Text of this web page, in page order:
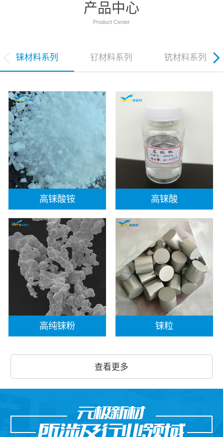
产品中心
Product Center
铼材料系列 钌材料系列 钪材料系列
高铼酸铵 高铼酸
高纯铼粉 铼粒
查看更多